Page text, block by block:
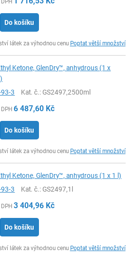
Do košíku
látek za výhodnou cenu Poptat větší množství
Ketone, GlenDry™, anhydrous (1 x
3 Kat. č.: GS2497,2500ml
6 487,60 Kč
Do košíku
látek za výhodnou cenu Poptat větší množství
Ketone, GlenDry™, anhydrous (1 x 1 l)
3 Kat. č.: GS2497,1l
3 404,96 Kč
Do košíku
látek za výhodnou cenu Poptat větší množství